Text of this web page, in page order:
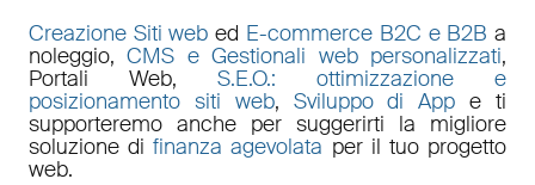
Creazione Siti web ed E-commerce B2C e B2B a
noleggio,CMS e Gestionali web personalizzati,
Portali Web,S.E.O.: ottimizzazione e
posizionamento siti web, Sviluppo di App e ti
supporteremo anche per suggerirti la migliore
soluzione difinanza agevolata per il tuo progetto
web.